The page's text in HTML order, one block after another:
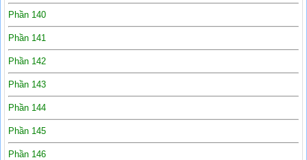
Phần 140
Phần 141
Phần 142
Phần 143
Phần 144
Phần 145
Phần 146